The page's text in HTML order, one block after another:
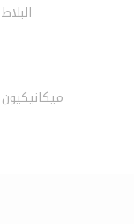
البلاط
ميكانيكيون